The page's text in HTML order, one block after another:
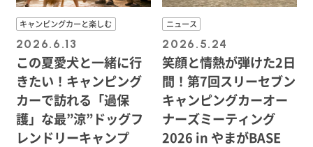
キャンピングカーと楽しむ
2026.6.13
この夏愛犬と一緒に行
きたい！キャンピング
カーで訪れる「過保
護」な最”涼”ドッグフ
レンドリーキャンプ
ニュース
2026.5.24
笑顔と情熱が弾けた2日
間！第7回スリーセブン
キャンピングカーオー
ナーズミーティング
2026 in やまがBASE